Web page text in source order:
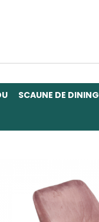
SCAUNE DE DINING